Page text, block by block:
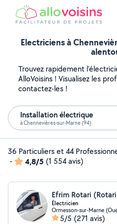
Electriciens à
Trouvez rapidement
AlloVoisins ! Visualisez les
contactez-les !
Installation électrique
à Chennevières-sur-Marne (94)
36 Particuliers et 44
-
4,8/5 (1 554 avis)
Efrim Rotari
Électricien
Ormesson-sur-Marne
5/5 (271 avis)